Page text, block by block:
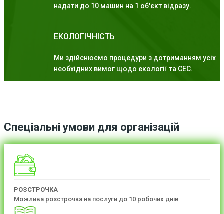
надати до 10 машин на 1 об'єкт відразу.
ЕКОЛОГІЧНІСТЬ
Ми здійснюємо процедури з дотриманням усіх
необхідних вимог щодо екології та СЕС.
Спеціальні умови для організацій
РОЗСТРОЧКА
Можлива розстрочка на послуги до 10 робочих днів